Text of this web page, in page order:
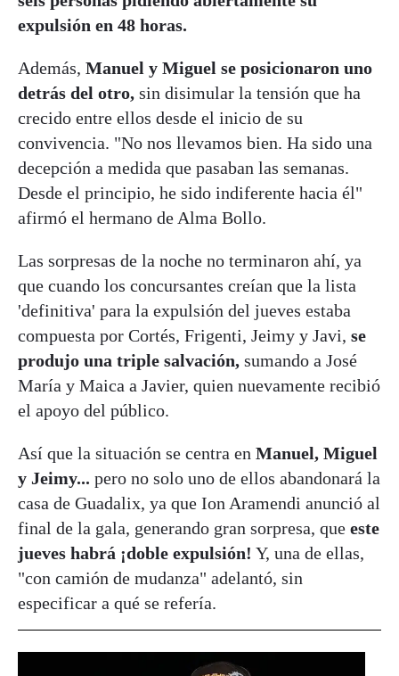
expulsión en 48 horas.
Además, Manuel y Miguel se posicionaron uno
detrás del otro, sin disimular la tensión que ha
crecido entre ellos desde el inicio de su
convivencia. "No nos llevamos bien. Ha sido una
decepción a medida que pasaban las semanas.
Desde el principio, he sido indiferente hacia él"
afirmó el hermano de Alma Bollo.
Las sorpresas de la noche no terminaron ahí, ya
que cuando los concursantes creían que la lista
'definitiva' para la expulsión del jueves estaba
compuesta por Cortés, Frigenti, Jeimy y Javi, se
produjo una triple salvación, sumando a José
María y Maica a Javier, quien nuevamente recibió
el apoyo del público.
Así que la situación se centra en Manuel, Miguel
y Jeimy... pero no solo uno de ellos abandonará la
casa de Guadalix, ya que Ion Aramendi anunció al
final de la gala, generando gran sorpresa, que este
jueves habrá ¡doble expulsión! Y, una de ellas,
"con camión de mudanza" adelantó, sin
especificar a qué se refería.